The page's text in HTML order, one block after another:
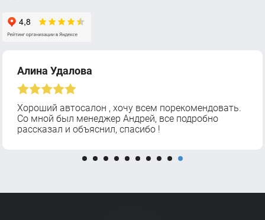
Алина Удалова
Хороший автосалон , хочу всем порекомендовать.
Со мной был менеджер Андрей, все подробно
рассказал и объяснил, спасибо !